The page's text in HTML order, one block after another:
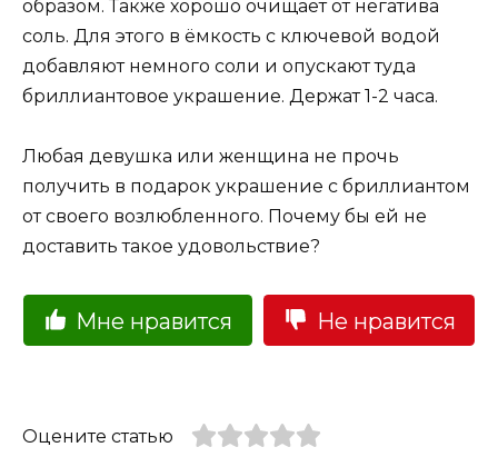
образом. Также хорошо очищает от негатива
соль. Для этого в ёмкость с ключевой водой
добавляют немного соли и опускают туда
бриллиантовое украшение. Держат 1-2 часа.
Любая девушка или женщина не прочь
получить в подарок украшение с бриллиантом
от своего возлюбленного. Почему бы ей не
доставить такое удовольствие?
Мне нравится Не нравится
Оцените статью